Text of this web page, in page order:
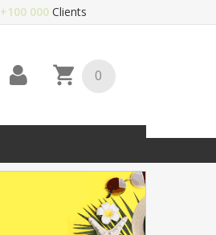
+100 000Clients
0